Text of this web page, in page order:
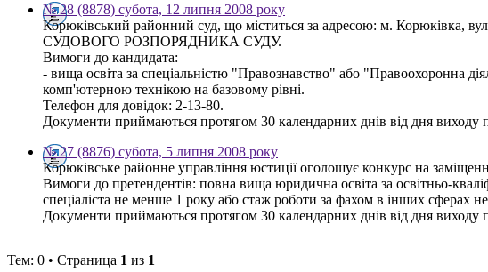
№ 28 (8878) субота, 12 липня 2008 року
Корюківський районний суд, що міститься за адресою: м. Корюківка,
СУДОВОГО РОЗПОРЯДНИКА СУДУ.
Вимоги до кандидата:
- вища освіта за спеціальністю "Правознавство" або "Правоохоронна
комп'ютерною технікою на базовому рівні.
Телефон для довідок: 2-13-80.
Документи приймаються протягом 30 календарних днів від дня виходу
№ 27 (8876) субота, 5 липня 2008 року
Корюківське районне управління юстиції оголошує конкурс на
Вимоги до претендентів: повна вища юридична освіта за освітньо-
спеціаліста не менше 1 року або стаж роботи за фахом в інших сферах
Документи приймаються протягом 30 календарних днів від дня
Тем: 0 • Страница 1 из 1